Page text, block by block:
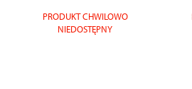
PRODUKT CHWILOWO
NIEDOSTĘPNY